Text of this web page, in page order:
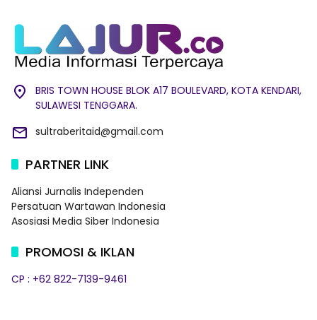
BRIS TOWN HOUSE BLOK A17 BOULEVARD, KOTA KENDARI,
SULAWESI TENGGARA.
sultraberitaid@gmail.com
PARTNER LINK
Aliansi Jurnalis Independen
Persatuan Wartawan Indonesia
Asosiasi Media Siber Indonesia
PROMOSI & IKLAN
CP : +62 822-7139-9461